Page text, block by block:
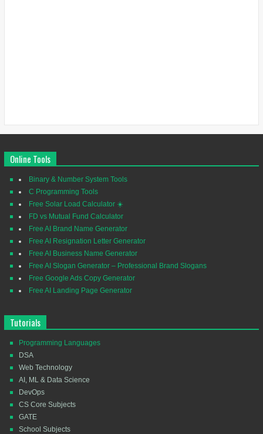
Online Tools
Binary & Number System Tools
C Programming Tools
Free Solar Load Calculator ☀️
FD vs Mutual Fund Calculator
Free AI Brand Name Generator
Free AI Resignation Letter Generator
Free AI Business Name Generator
Free AI Slogan Generator – Professional Brand Slogans
Free Google Ads Copy Generator
Free AI Landing Page Generator
Tutorials
Programming Languages
DSA
Web Technology
AI, ML & Data Science
DevOps
CS Core Subjects
GATE
School Subjects